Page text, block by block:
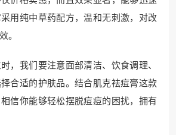
用纯中草药配方，温和无刺激，对改
。
，我们要注意面部清洁、饮食调理、
合适的护肤品。结合肌克祛痘膏这款
信你能够轻松摆脱痘痘的困扰，拥有